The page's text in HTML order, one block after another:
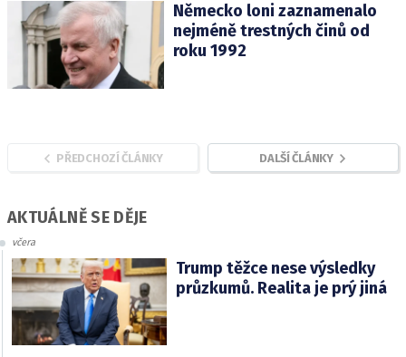
Německo loni zaznamenalo
nejméně trestných činů od
roku 1992
PŘEDCHOZÍ ČLÁNKY DALŠÍ ČLÁNKY
AKTUÁLNĚ SE DĚJE
včera
Trump těžce nese výsledky
průzkumů. Realita je prý jiná